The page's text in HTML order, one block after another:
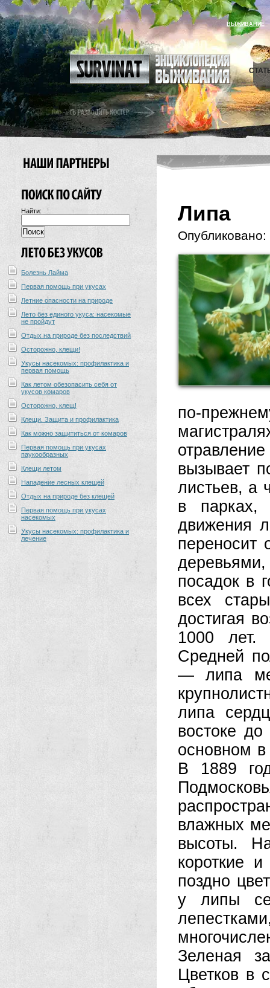
ВЫЖИВАНИЕ
Найти:
Болезнь Лайма
Первая помощь при укусах
Летние опасности на природе
Лето без единого укуса: насекомые
не пройдут
Отдых на природе без последствий
Осторожно, клещи!
Укусы насекомых: профилактика и
первая помощь
Как летом обезопасить себя от
укусов комаров
Осторожно, клещ!
Клещи. Защита и профилактика
Как можно защититься от комаров
Первая помощь при укусах
паукообразных
Клещи летом
Нападение лесных клещей
Отдых на природе без клещей
Первая помощь при укусах
насекомых
Укусы насекомых: профилактика и
лечение
Липа
Опубликовано:
по-
вызывает
листьев, а
в парках,
движения
переносит
деревьями,
посадок в
всех
достигая
1000
Средней
— липа
липа
востоке
основном
В 1889
влажных
высоты.
короткие
поздно
у липы
Зеленая
Цветков в